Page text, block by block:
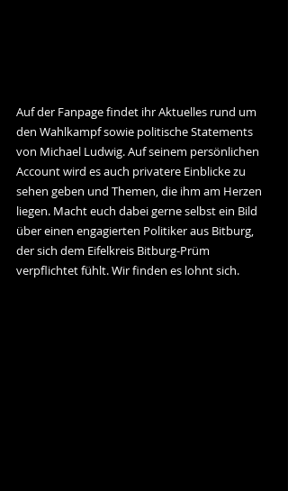
Auf der Fanpage findet ihr Aktuelles rund um
den Wahlkampf sowie politische Statements
von Michael Ludwig. Auf seinem persönlichen
Account wird es auch privatere Einblicke zu
sehen geben und Themen, die ihm am Herzen
liegen. Macht euch dabei gerne selbst ein Bild
über einen engagierten Politiker aus Bitburg,
der sich dem Eifelkreis Bitburg-Prüm
verpflichtet fühlt. Wir finden es lohnt sich.